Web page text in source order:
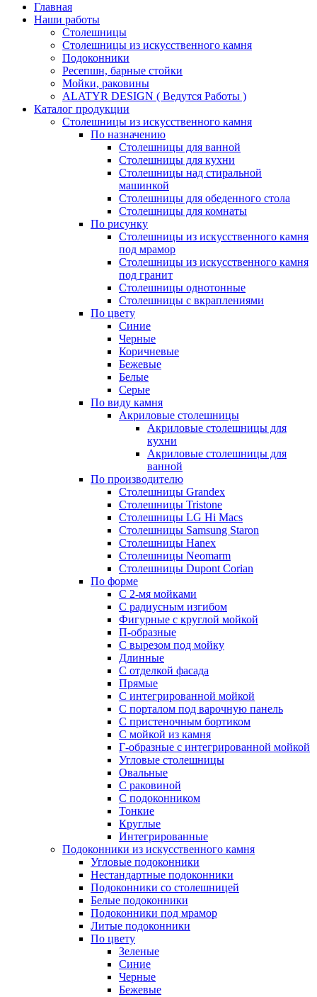
Главная
Наши работы
Столешницы
Столешницы из искусственного камня
Подоконники
Ресепшн, барные стойки
Мойки, раковины
ALATYR DESIGN ( Ведутся Работы )
Каталог продукции
Столешницы из искусственного камня
По назначению
Столешницы для ванной
Столешницы для кухни
Столешницы над стиральной
машинкой
Столешницы для обеденного стола
Столешницы для комнаты
По рисунку
Столешницы из искусственного камня
под мрамор
Столешницы из искусственного камня
под гранит
Столешницы однотонные
Столешницы с вкраплениями
По цвету
Синие
Черные
Коричневые
Бежевые
Белые
Серые
По виду камня
Акриловые столешницы
Акриловые столешницы для
кухни
Акриловые столешницы для
ванной
По производителю
Столешницы Grandex
Столешницы Tristone
Столешницы LG Hi Macs
Столешницы Samsung Staron
Столешницы Hanex
Столешницы Neomarm
Столешницы Dupont Corian
По форме
С 2-мя мойками
С радиусным изгибом
Фигурные с круглой мойкой
П-образные
С вырезом под мойку
Длинные
С отделкой фасада
Прямые
С интегрированной мойкой
С порталом под варочную панель
С пристеночным бортиком
С мойкой из камня
Г-образные с интегрированной мойкой
Угловые столешницы
Овальные
C раковиной
C подоконником
Тонкие
Круглые
Интегрированные
Подоконники из искусственного камня
Угловые подоконники
Нестандартные подоконники
Подоконники со столешницей
Белые подоконники
Подоконники под мрамор
Литые подоконники
По цвету
Зеленые
Синие
Черные
Бежевые